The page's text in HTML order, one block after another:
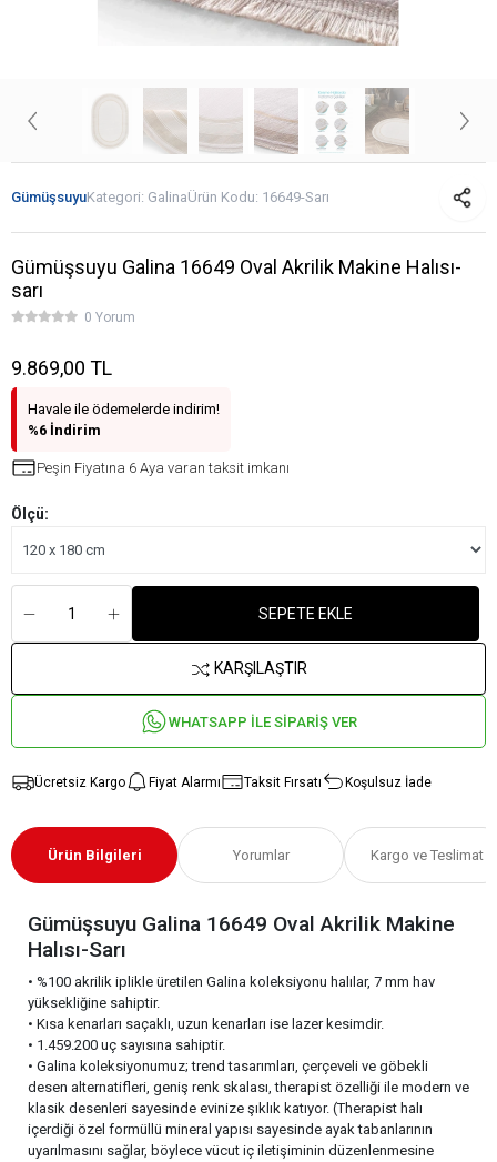
GümüşsuyuKategori: GalinaÜrün Kodu: 16649-Sarı
Gümüşsuyu Galina 16649 Oval Akrilik Makine Halısı-
sarı
0 Yorum
9.869,00 TL
Havale ile ödemelerde indirim!
%6 İndirim
Peşin Fiyatına 6 Aya varan taksit imkanı
Ölçü:
SEPETE EKLE
KARŞILAŞTIR
WHATSAPP İLE SİPARİŞ VER
Ücretsiz Kargo Fiyat Alarmı Taksit Fırsatı Koşulsuz İade
Ürün Bilgileri Yorumlar Kargo ve Teslimat
Gümüşsuyu Galina 16649 Oval Akrilik Makine
Halısı-Sarı
• %100 akrilik iplikle üretilen Galina koleksiyonu halılar, 7 mm hav
yüksekliğine sahiptir.
• Kısa kenarları saçaklı, uzun kenarları ise lazer kesimdir.
• 1.459.200 uç sayısına sahiptir.
• Galina koleksiyonumuz; trend tasarımları, çerçeveli ve göbekli
desen alternatifleri, geniş renk skalası, therapist özelliği ile modern ve
klasik desenleri sayesinde evinize şıklık katıyor. (Therapist halı
içerdiği özel formüllü mineral yapısı sayesinde ayak tabanlarının
uyarılmasını sağlar, böylece vücut iç iletişiminin düzenlenmesine